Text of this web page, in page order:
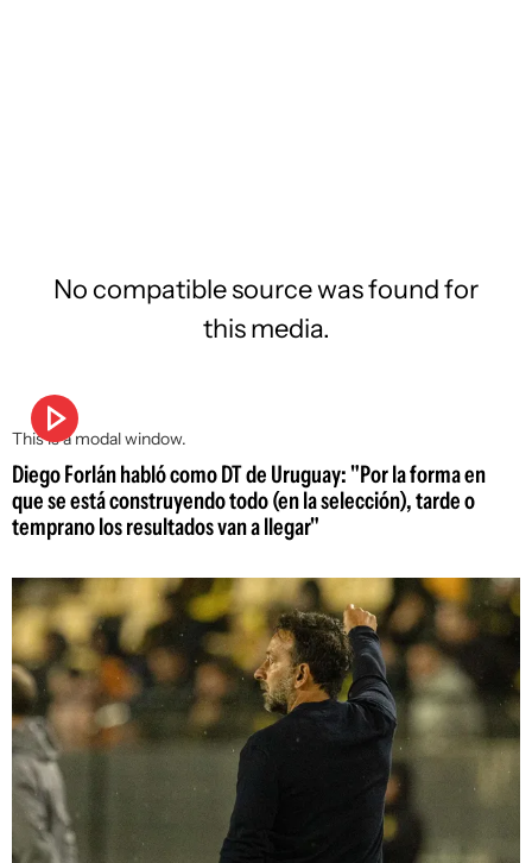
This is a modal window.
No compatible source was found for
this media.
Diego Forlán habló como DT de Uruguay: "Por la forma en
que se está construyendo todo (en la selección), tarde o
temprano los resultados van a llegar"